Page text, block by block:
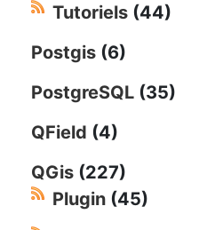
Tutoriels (44)
Postgis (6)
PostgreSQL (35)
QField (4)
QGis (227)
Plugin (45)